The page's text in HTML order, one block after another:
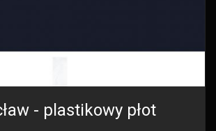
- plastikowy płot